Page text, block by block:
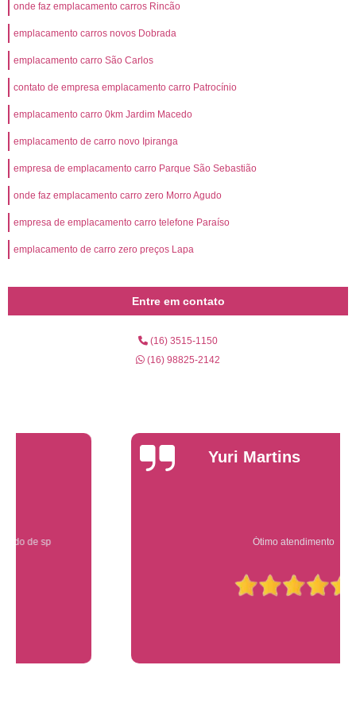
onde faz emplacamento carros Rincão
emplacamento carros novos Dobrada
emplacamento carro São Carlos
contato de empresa emplacamento carro Patrocínio
emplacamento carro 0km Jardim Macedo
emplacamento de carro novo Ipiranga
empresa de emplacamento carro Parque São Sebastião
onde faz emplacamento carro zero Morro Agudo
empresa de emplacamento carro telefone Paraíso
emplacamento de carro zero preços Lapa
Entre em contato
(16) 3515-1150
(16) 98825-2142
Yuri Martins